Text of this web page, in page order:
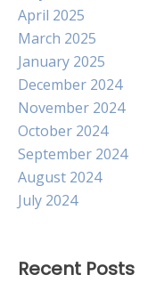
April 2025
March 2025
January 2025
December 2024
November 2024
October 2024
September 2024
August 2024
July 2024
Recent Posts